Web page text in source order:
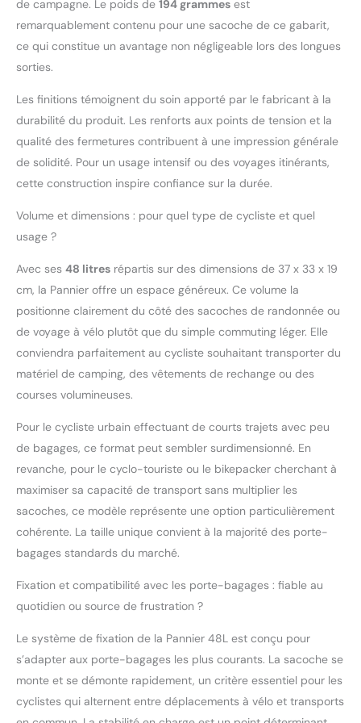
sacoche se marie
parfaitement avec
votre équipement
Montage facile : Ce
sacoche est conçu pour
un montage d'réservoir
facile sur votre vélo,
vous permettant de
en un rien de temps
de campagne. Le poids de 194 grammes est
remarquablement contenu pour une sacoche de ce gabarit,
ce qui constitue un avantage non négligeable lors des longues
sorties.
Les finitions témoignent du soin apporté par le fabricant à la
durabilité du produit. Les renforts aux points de tension et la
qualité des fermetures contribuent à une impression générale
de solidité. Pour un usage intensif ou des voyages itinérants,
cette construction inspire confiance sur la durée.
Volume et dimensions : pour quel type de cycliste et quel
usage ?
Avec ses 48 litres répartis sur des dimensions de 37 x 33 x 19
cm, la Pannier offre un espace généreux. Ce volume la
positionne clairement du côté des sacoches de randonnée ou
de voyage à vélo plutôt que du simple commuting léger. Elle
conviendra parfaitement au cycliste souhaitant transporter du
matériel de camping, des vêtements de rechange ou des
courses volumineuses.
Pour le cycliste urbain effectuant de courts trajets avec peu
de bagages, ce format peut sembler surdimensionné. En
revanche, pour le cyclo-touriste ou le bikepacker cherchant à
maximiser sa capacité de transport sans multiplier les
sacoches, ce modèle représente une option particulièrement
cohérente. La taille unique convient à la majorité des porte-
bagages standards du marché.
Fixation et compatibilité avec les porte-bagages : fiable au
quotidien ou source de frustration ?
Le système de fixation de la Pannier 48L est conçu pour
s’adapter aux porte-bagages les plus courants. La sacoche se
monte et se démonte rapidement, un critère essentiel pour les
cyclistes qui alternent entre déplacements à vélo et transports